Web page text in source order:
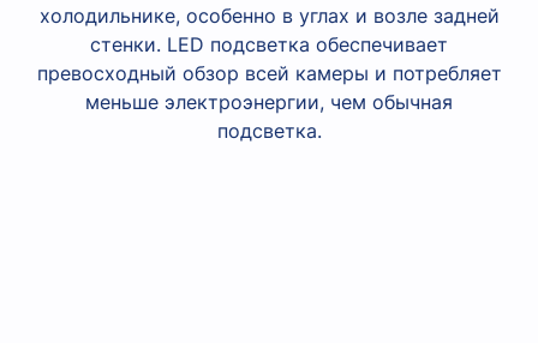
холодильнике, особенно в углах и возле задней
стенки. LED подсветка обеспечивает
превосходный обзор всей камеры и потребляет
меньше электроэнергии, чем обычная
подсветка.